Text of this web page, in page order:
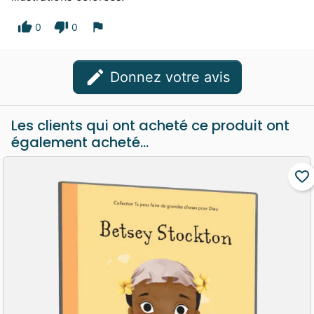
thumb_up 0 thumb_down 0 flag
edit Donnez votre avis
Les clients qui ont acheté ce produit ont
également acheté...
favorite_border